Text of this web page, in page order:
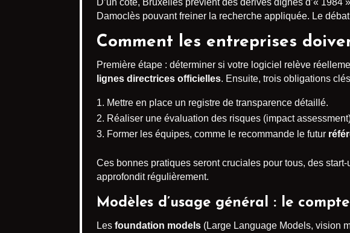
Damoclès pouvant freiner la recherche appliquée. Le
Comment les entreprises
Première étape : déterminer si votre logiciel relève
lignes directrices officielles. Ensuite, trois obligations
Mettre en place un registre de transparence détaillé.
Réaliser une évaluation des risques (impact
Former les équipes, comme le recommande le futur
Ces bonnes pratiques seront cruciales pour tous, des
approfondit régulièrement.
Modèles d’usage général : le
Les foundation models (Large Language Models, vision